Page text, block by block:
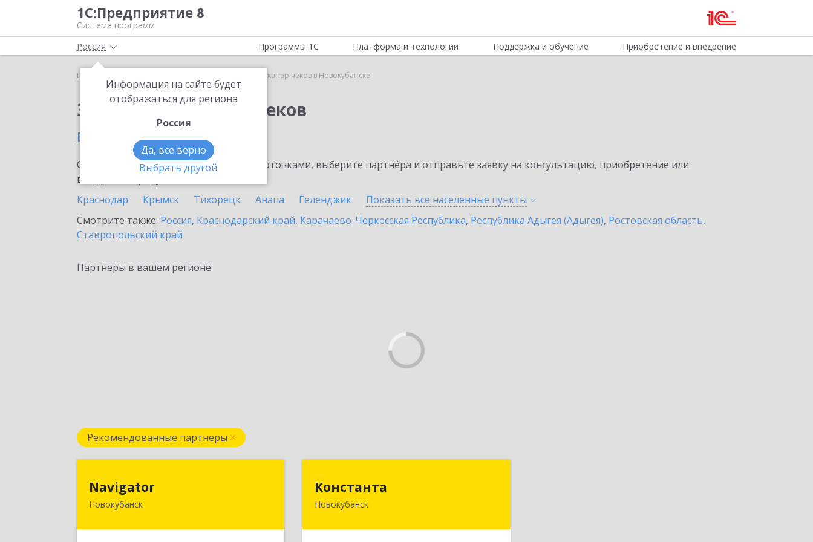
1С:Предприятие 8
Система программ
Россия
Информация на сайте будет
отображаться для региона
Россия
Да, все верно
Выбрать другой
Программы 1С Платформа и технологии Поддержка и обучение Приобретение и внедрение
Главная 1С:Сканер чеков в Новокубанске
Заказать 1С:Сканер чеков
в Новокубанске
Ознакомьтесь с информационными карточками, выберите партнёра и отправьте заявку на консультацию, приобретение или
внедрение продукта.
Краснодар
Крымск Тихорецк Анапа Геленджик Показать все населенные пункты
Смотрите также: Россия, Краснодарский край, Карачаево-Черкесская Республика, Республика Адыгея (Адыгея), Ростовская область,
Ставропольский край
Партнеры в вашем регионе:
Рекомендованные партнеры
Navigator
Новокубанск352240, Краснодарский край,
Константа
Новокубанск352240, Краснодарский край,